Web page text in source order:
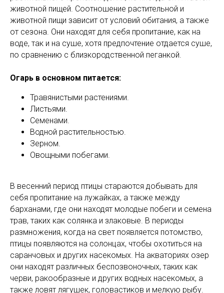
животной пищей. Соотношение растительной и
животной пищи зависит от условий обитания, а также
от сезона. Они находят для себя пропитание, как на
воде, так и на суше, хотя предпочтение отдается суше,
по сравнению с близкородственной пеганкой.
Огарь в основном питается:
Травянистыми растениями.
Листьями.
Семенами.
Водной растительностью.
Зерном.
Овощными побегами.
В весенний период птицы стараются добывать для
себя пропитание на лужайках, а также между
барханами, где они находят молодые побеги и семена
трав, таких как солянка и злаковые. В периоды
размножения, когда на свет появляется потомство,
птицы появляются на солонцах, чтобы охотиться на
саранчовых и других насекомых. На акваториях озер
они находят различных беспозвоночных, таких как
черви, ракообразные и других водных насекомых, а
также ловят лягушек, головастиков и мелкую рыбу.